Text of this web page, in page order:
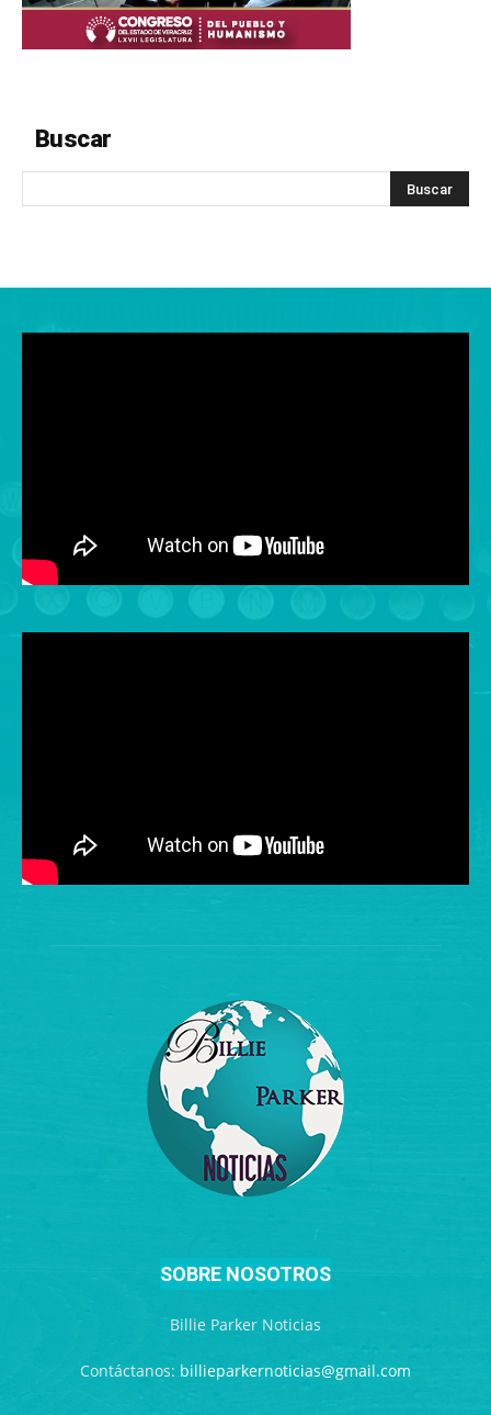
Buscar
SOBRE NOSOTROS
Billie Parker Noticias
Contáctanos: billieparkernoticias@gmail.com